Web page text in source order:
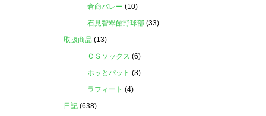
倉商バレー (10)
石見智翠館野球部 (33)
取扱商品 (13)
ＣＳソックス (6)
ホッとパット (3)
ラフィート (4)
日記 (638)